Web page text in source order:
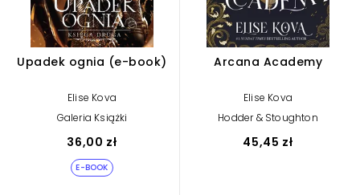
Upadek ognia (e-book)
Elise Kova
Galeria Książki
36,00 zł
E-BOOK
Arcana Academy
Elise Kova
Hodder & Stoughton
45,45 zł